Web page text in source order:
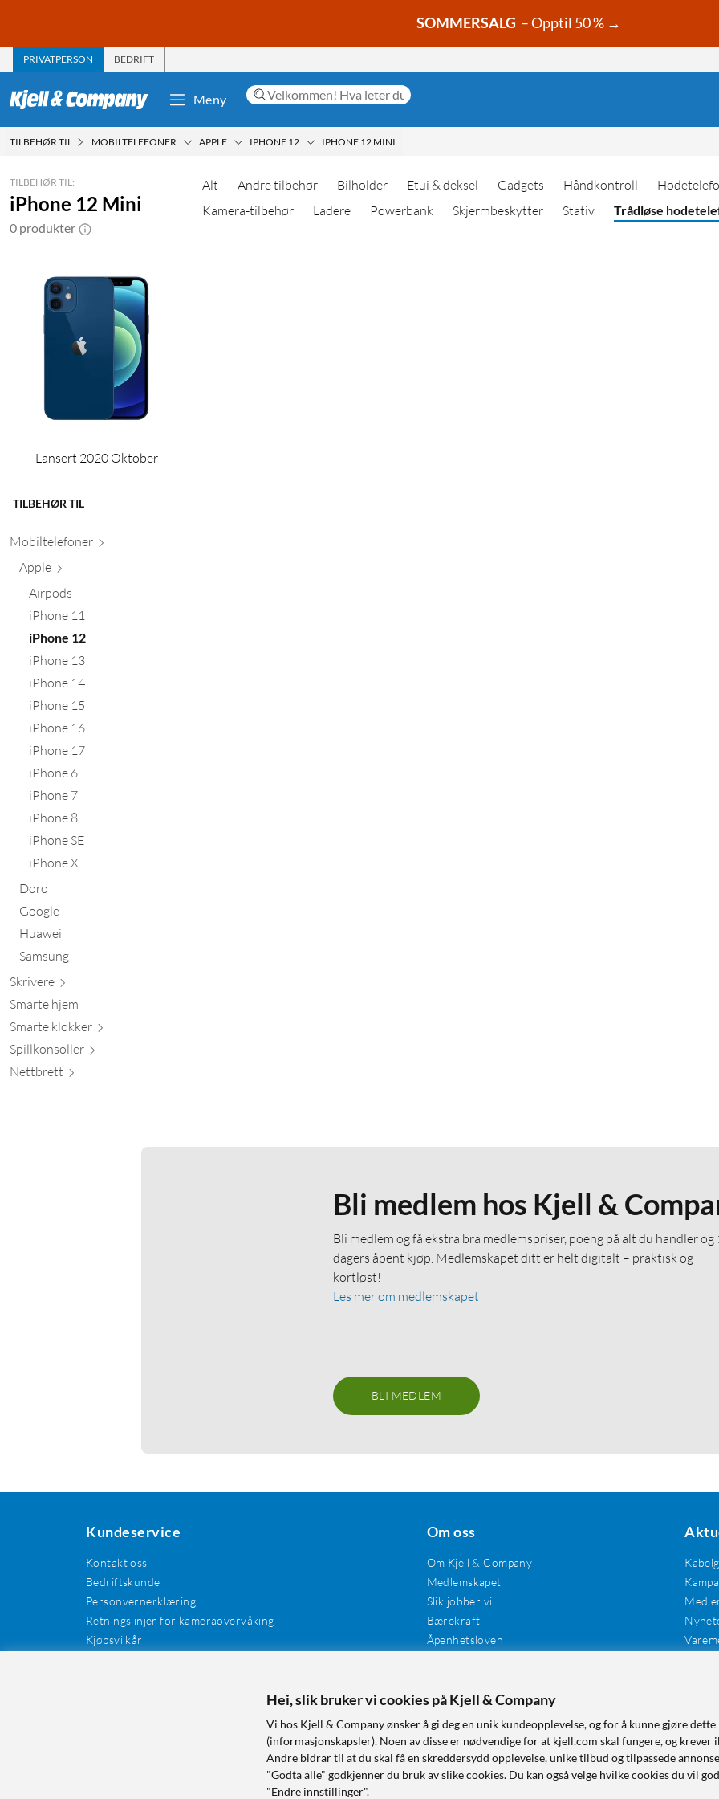
SOMMERSALG – Opptil 50 % →
PRIVATPERSON BEDRIFT
Meny
TILBEHØR TIL MOBILTELEFONER APPLE IPHONE 12 IPHONE 12 MINI
TILBEHØR TIL:
iPhone 12 Mini
0 produkter
Lansert 2020 Oktober
TILBEHØR TIL
Mobiltelefoner
Apple
Airpods
iPhone 11
iPhone 12
iPhone 13
iPhone 14
iPhone 15
iPhone 16
iPhone 17
iPhone 6
iPhone 7
iPhone 8
iPhone SE
iPhone X
Doro
Google
Huawei
Samsung
Skrivere
Smarte hjem
Smarte klokker
Spillkonsoller
Nettbrett
Alt Andre tilbehør Bilholder Etui & deksel Gadgets Håndkontroll
Kamera-tilbehør
Ladere Powerbank Skjermbeskytter Stativ Trådløse
Bli medlem hos Kjell &
Bli medlem og få ekstra bra medlemspriser, poeng på alt du handler og
dagers åpent kjøp. Medlemskapet ditt er helt digitalt – praktisk og
kortløst!
Les mer om medlemskapet
BLI MEDLEM
Kundeservice
Kontakt oss
Bedriftskunde
Personvernerklæring
Retningslinjer for kameraovervåking
Kjøpsvilkår
Om oss
Om Kjell & Company
Medlemskapet
Slik jobber vi
Bærekraft
Åpenhetsloven
Tilgjengelighet
Hei, slik bruker vi cookies på Kjell & Company
Vi hos Kjell & Company ønsker å gi deg en unik kundeopplevelse, og for å kunne gjøre
(informasjonskapsler). Noen av disse er nødvendige for at kjell.com skal fungere, og krever
Andre bidrar til at du skal få en skreddersydd opplevelse, unike tilbud og tilpassede
"Godta alle" godkjenner du bruk av slike cookies. Du kan også velge hvilke cookies du vil
"Endre innstillinger".